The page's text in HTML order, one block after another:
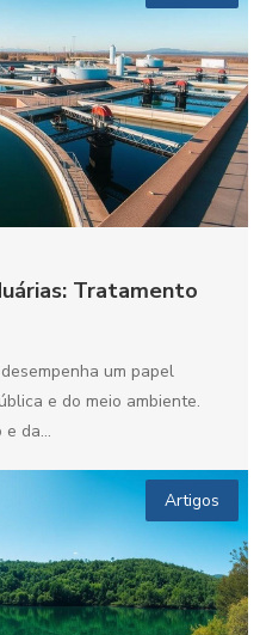
Tratamento
um papel
e do meio ambiente.
da...
Artigos